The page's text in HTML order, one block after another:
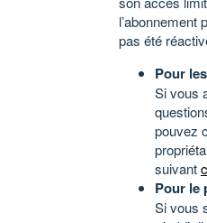
l’abonnement
pas été
Pour
Si vous
pouvez
suivant
Pour le
Si vous